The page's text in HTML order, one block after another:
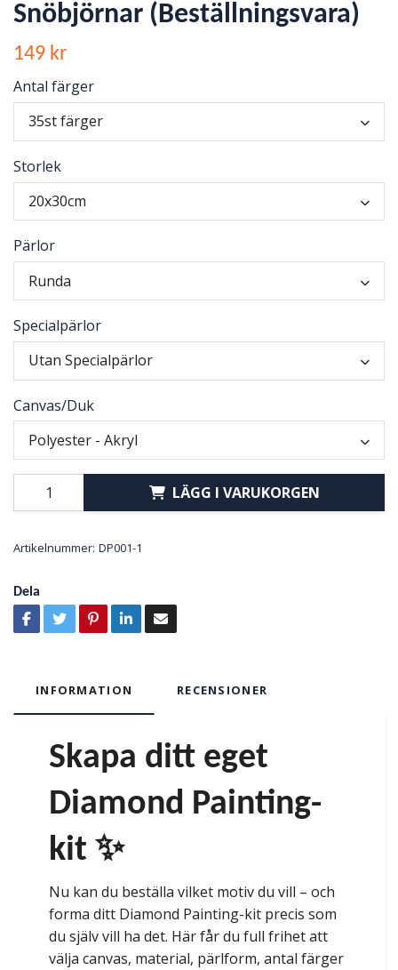
Snöbjörnar (Beställningsvara)
149 kr
Antal färger
35st färger
Storlek
20x30cm
Pärlor
Runda
Specialpärlor
Utan Specialpärlor
Canvas/Duk
Polyester - Akryl
LÄGG I VARUKORGEN
Artikelnummer: DP001-1
Dela
INFORMATION RECENSIONER
Skapa ditt eget
Diamond Painting-
kit ✨
Nu kan du beställa vilket motiv du vill – och
forma ditt Diamond Painting-kit precis som
du själv vill ha det. Här får du full frihet att
välja canvas, material, pärlform, antal färger